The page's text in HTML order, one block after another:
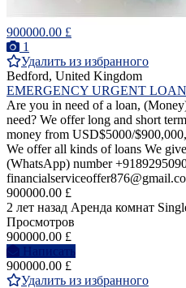
900000.00 £
1
Удалить из избранного
Bedford, United Kingdom
EMERGENCY URGENT
Are you in need of a loan,
need? We offer long and short
money from USD$5000/
We offer all kinds of loans We
(WhatsApp) number
900000.00 £
2 лет назад Аренда комнат
Просмотров
900000.00 £
Написать
900000.00 £
Удалить из избранного